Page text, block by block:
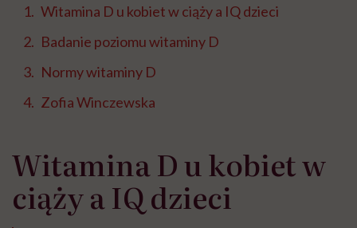
Witamina D u kobiet w ciąży a IQ dzieci
Badanie poziomu witaminy D
Normy witaminy D
Zofia Winczewska
Witamina D u kobiet w
ciąży a IQ dzieci